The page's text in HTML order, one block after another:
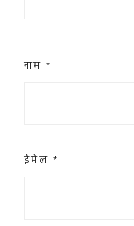
नाम *
ईमेल *